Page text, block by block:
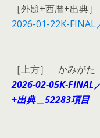
［外題+西暦+出典］
2026-01-22K-FINAL
［上方］ かみが
2026-02-05K-FINAL
+出典＿52283項目